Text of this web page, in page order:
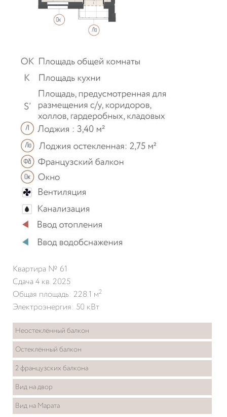
Квартира № 61
Сдача 4 кв. 2025
Общая площадь: 228.1 м2
Электроэнергия: 50 кВт
Неостеклённый балкон
Остеклённый балкон
2 французских балкона
Вид на двор
Вид на Марата